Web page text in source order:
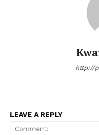
http://
LEAVE A REPLY